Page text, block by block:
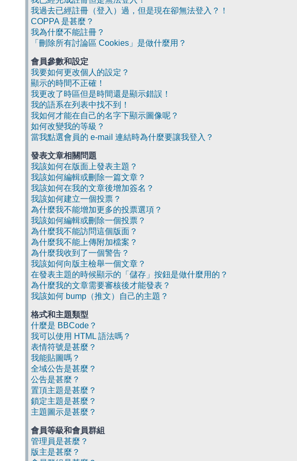
我過去已經註冊（登入）過，但是現在卻無法登入？！
COPPA 是甚麼？
我為什麼不能註冊？
「刪除所有討論區 Cookies」是做什麼用？
會員參數和設定
我要如何更改個人的設定？
顯示的時間不正確！
我更改了時區但是時間還是顯示錯誤！
我的語系在列表中找不到！
我如何才能在自己的名字下顯示圖像呢？
如何改變我的等級？
當我點選會員的 e-mail 連結時為什麼要讓我登入？
發表文章相關問題
我該如何在版面上發表主題？
我該如何編輯或刪除一篇文章？
我該如何在我的文章後增加簽名？
我該如何建立一個投票？
為什麼我不能增加更多的投票選項？
我該如何編輯或刪除一個投票？
為什麼我不能訪問這個版面？
為什麼我不能上傳附加檔案？
為什麼我收到了一個警告？
我該如何向版主檢舉一個文章？
在發表主題的時候顯示的「儲存」按鈕是做什麼用的？
為什麼我的文章需要審核後才能發表？
我該如何 bump（推文）自己的主題？
格式和主題類型
什麼是 BBCode？
我可以使用 HTML 語法嗎？
表情符號是甚麼？
我能貼圖嗎？
全域公告是甚麼？
公告是甚麼？
置頂主題是甚麼？
鎖定主題是甚麼？
主題圖示是甚麼？
會員等級和會員群組
管理員是甚麼？
版主是甚麼？